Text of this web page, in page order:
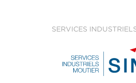
SERVICES